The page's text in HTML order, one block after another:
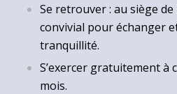
Se retrouver : au siège de
convivial pour échanger
tranquillité.
S’exercer gratuitement à
mois.